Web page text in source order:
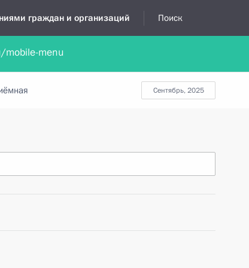
граждан и организаций Поиск
Обратиться в устной форме
сентябрь, 2025
menu